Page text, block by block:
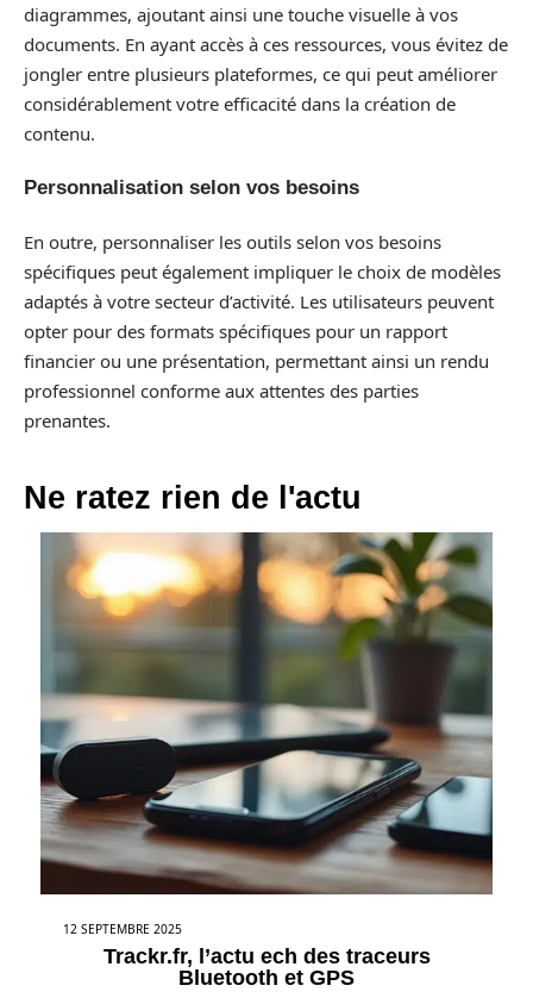
diagrammes, ajoutant ainsi une touche visuelle à vos
documents. En ayant accès à ces ressources, vous évitez de
jongler entre plusieurs plateformes, ce qui peut améliorer
considérablement votre efficacité dans la création de
contenu.
Personnalisation selon vos besoins
En outre, personnaliser les outils selon vos besoins
spécifiques peut également impliquer le choix de modèles
adaptés à votre secteur d’activité. Les utilisateurs peuvent
opter pour des formats spécifiques pour un rapport
financier ou une présentation, permettant ainsi un rendu
professionnel conforme aux attentes des parties
prenantes.
Ne ratez rien de l'actu
12 SEPTEMBRE 2025
Trackr.fr, l’actu ech des traceurs
Bluetooth et GPS